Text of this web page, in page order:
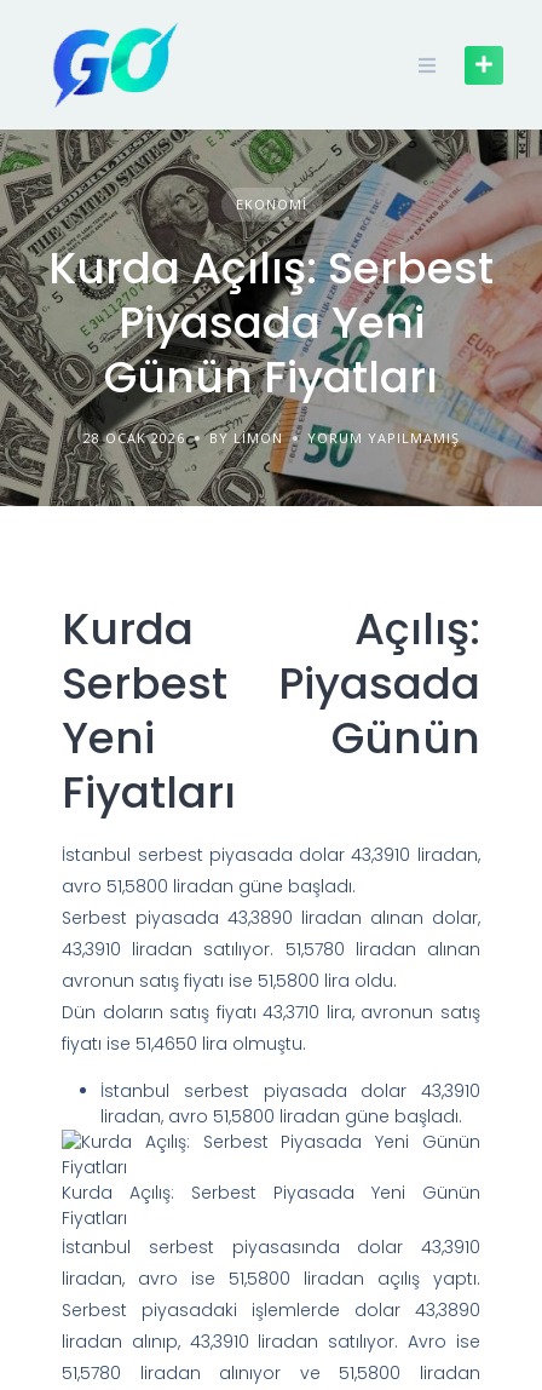
EKONOMI
Kurda Açılış: Serbest
Piyasada Yeni
Günün Fiyatları
28 OCAK 2026 BY LIMON YORUM YAPILMAMIŞ
Kurda Açılış:
Serbest Piyasada
Yeni Günün
Fiyatları
İstanbul serbest piyasada dolar 43,3910 liradan,
avro 51,5800 liradan güne başladı.
Serbest piyasada 43,3890 liradan alınan dolar,
43,3910 liradan satılıyor. 51,5780 liradan alınan
avronun satış fiyatı ise 51,5800 lira oldu.
Dün doların satış fiyatı 43,3710 lira, avronun satış
fiyatı ise 51,4650 lira olmuştu.
İstanbul serbest piyasada dolar 43,3910
liradan, avro 51,5800 liradan güne başladı.
Kurda Açılış: Serbest Piyasada Yeni Günün
Fiyatları
İstanbul serbest piyasasında dolar 43,3910
liradan, avro ise 51,5800 liradan açılış yaptı.
Serbest piyasadaki işlemlerde dolar 43,3890
liradan alınıp, 43,3910 liradan satılıyor. Avro ise
51,5780 liradan alınıyor ve 51,5800 liradan